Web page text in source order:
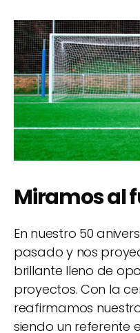
Miramos al
En nuestro 50
pasado y nos
brillante lleno de
proyectos. Con la
reafirmamos
siendo un referente